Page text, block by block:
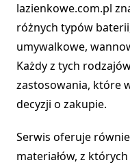
lazienkowe.com.pl
różnych typów
umywalkowe,
Każdy z tych
zastosowania, które
decyzji o zakupie.
Serwis oferuje
materiałów, z